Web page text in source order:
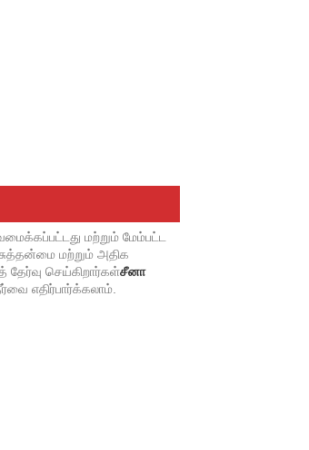
மற்றும் மேம்பட்ட
மற்றும் அதிக
தேர்வு செய்கிறார்கள்சீனா
எதிர்பார்க்கலாம்.